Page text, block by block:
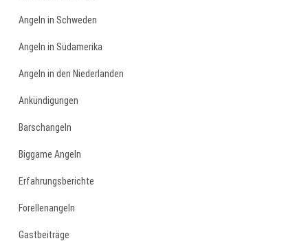
Angeln in Schweden
Angeln in Südamerika
Angeln in den Niederlanden
Ankündigungen
Barschangeln
Biggame Angeln
Erfahrungsberichte
Forellenangeln
Gastbeiträge